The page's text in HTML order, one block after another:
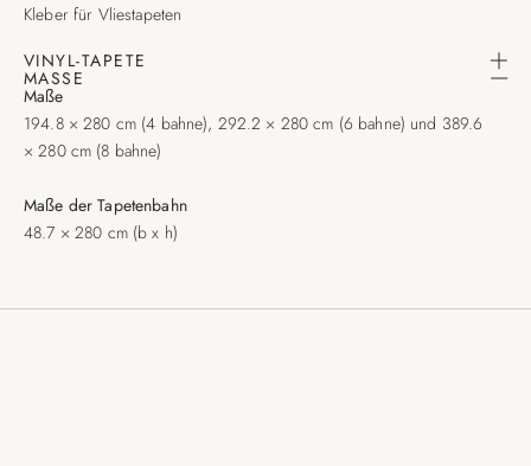
Kleber für Vliestapeten
VINYL-TAPETE
MASSE
Maße
194.8 × 280 cm (4 bahne), 292.2 × 280 cm (6 bahne) und 389.6
× 280 cm (8 bahne)
Maße der Tapetenbahn
48.7 × 280 cm (b x h)